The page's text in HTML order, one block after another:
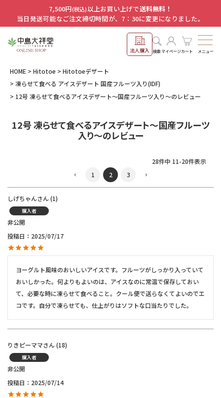
7,500円(税込)以上お買い上げで送料無料！
当日発送可能なご注文締切時間が、7：30に変更になりました。
法人購入 検索マイページカート メニュー
HOME Hitotoe
Hitotoeデザート
凍らせて食べる アイスデザート 国産フルーツ入り(IDF)
12号 凍らせて食べるアイスデザート～国産フルーツ入り～のレビュー
12号 凍らせて食べるアイスデザート～国産フルーツ
入り～のレビュー
28件中 11-20件表示
1
2 3
しげちゃん 1
購入者
非公開
投稿日
2025/07/17
ヨーグルト風味のおいしいアイスです。フルーツがしっかり入っていて
おいしかった。何よりもよいのは、アイスなのに常温で保存しておい
て、必要な時に凍らせて食べること。クール便で送らなくてよいのでエ
コです。自分で凍らせても、仕上がりはソフトな口当たりでした。
りきピーママ 18
購入者
非公開
投稿日
2025/07/14